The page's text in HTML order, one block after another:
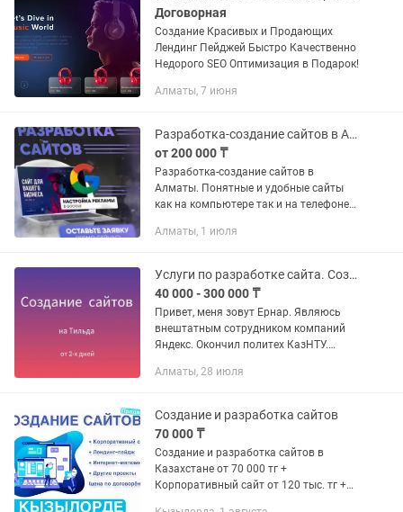
Договорная
Создание Красивых и Продающих
Лендинг Пейджей Быстро Качественно
Недорого SEO Оптимизация в Подарок!
Алматы, 7 июня
Разработка-создание сайтов в Алматы - Настройка рекламы в Google
от 200 000 ₸
Разработка-создание сайтов в
Алматы. Понятные и удобные сайты
как на компьютере так и на телефоне
разработке сайтов: - Веб студия
Алматы, 1 июля
Услуги по разработке сайта. Создание сайтов. Лендинг Тильда Одностроничный
40 000 - 300 000 ₸
Привет, меня зовут Ернар. Являюсь
внештатным сотрудником компаний
Яндекс. Окончил политех КазНТУ.
Петербург. Занимаюсь созданием
Алматы, 28 июля
Создание и разработка сайтов
70 000 ₸
Создание и разработка сайтов в
Казахстане от 70 000 тг +
Корпоративный сайт от 120 тыс. тг +